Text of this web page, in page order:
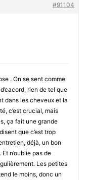
#91104
. On se sent comme
rien de tel que
dans les cheveux et la
c’est crucial, mais
ça fait une grande
que c’est trop
déjà, un bon
n’oublie pas de
Les petites
le moins, donc un